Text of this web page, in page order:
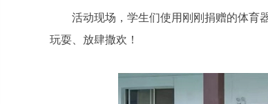
活动现场，学生们使用刚刚捐赠的体育
玩耍、放肆撒欢！